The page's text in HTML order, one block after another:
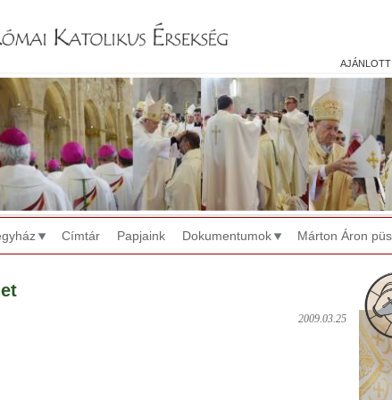
ajánlott
Címtár Papjaink Dokumentumok Márton Áron
2009.03.25